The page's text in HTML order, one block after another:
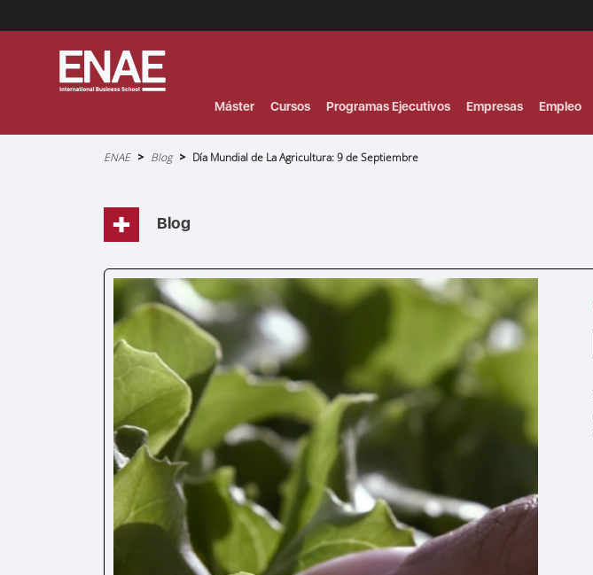
Máster Cursos Programas Ejecutivos Empresas Empleo
Sobrescribir
la
navegación
ENAE Blog Día Mundial de La Agricultura: 9 de Septiembre
Blog